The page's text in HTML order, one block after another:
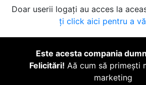
Doar userii logați au acces la
ți click aici pentru a
Este acesta compania
Felicitări! Aă cum să primești
marketing